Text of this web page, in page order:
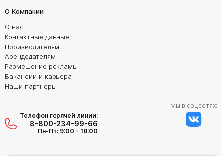
О Компании
О нас
Контактные данные
Производителям
Арендодателям
Размещение рекламы
Вакансии и карьера
Наши партнеры
Телефон горячей линии:
8-800-234-99-66
Пн-Пт: 9:00 - 18:00
Мы в соцсетях: